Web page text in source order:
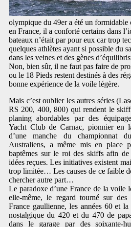
olympique du 49er a été un formidable
en France, il a conforté certains dans
bateaux n’était par pour eux car trop
quelques athlètes ayant si possible du
dans les veines et des gènes
Non, bien sûr, il ne faut pas faire de
ou le 18 Pieds restent destinés à des
bonne expérience de la voile légère.
Mais c’est oublier les autres séries
RS 200, 400, 800) qui rendent le
planing abordables par des
Yacht Club de Carnac, pionnier en
d’une manche du championnat
Australiens, a même mis en place
baptêmes sur le roi des skiffs afin
idées reçues. Les initiatives existent
trop limitée… Les causes de ce faible
chercher autre part…
Le paradoxe d’une France de la voile
elle-même, le regard tourné sur des
France gaullienne, les années 60 et la
nostalgique du 420 et du 470 de
dans le garage par des soixante-